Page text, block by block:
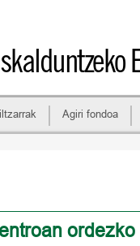
Agiri fondoa